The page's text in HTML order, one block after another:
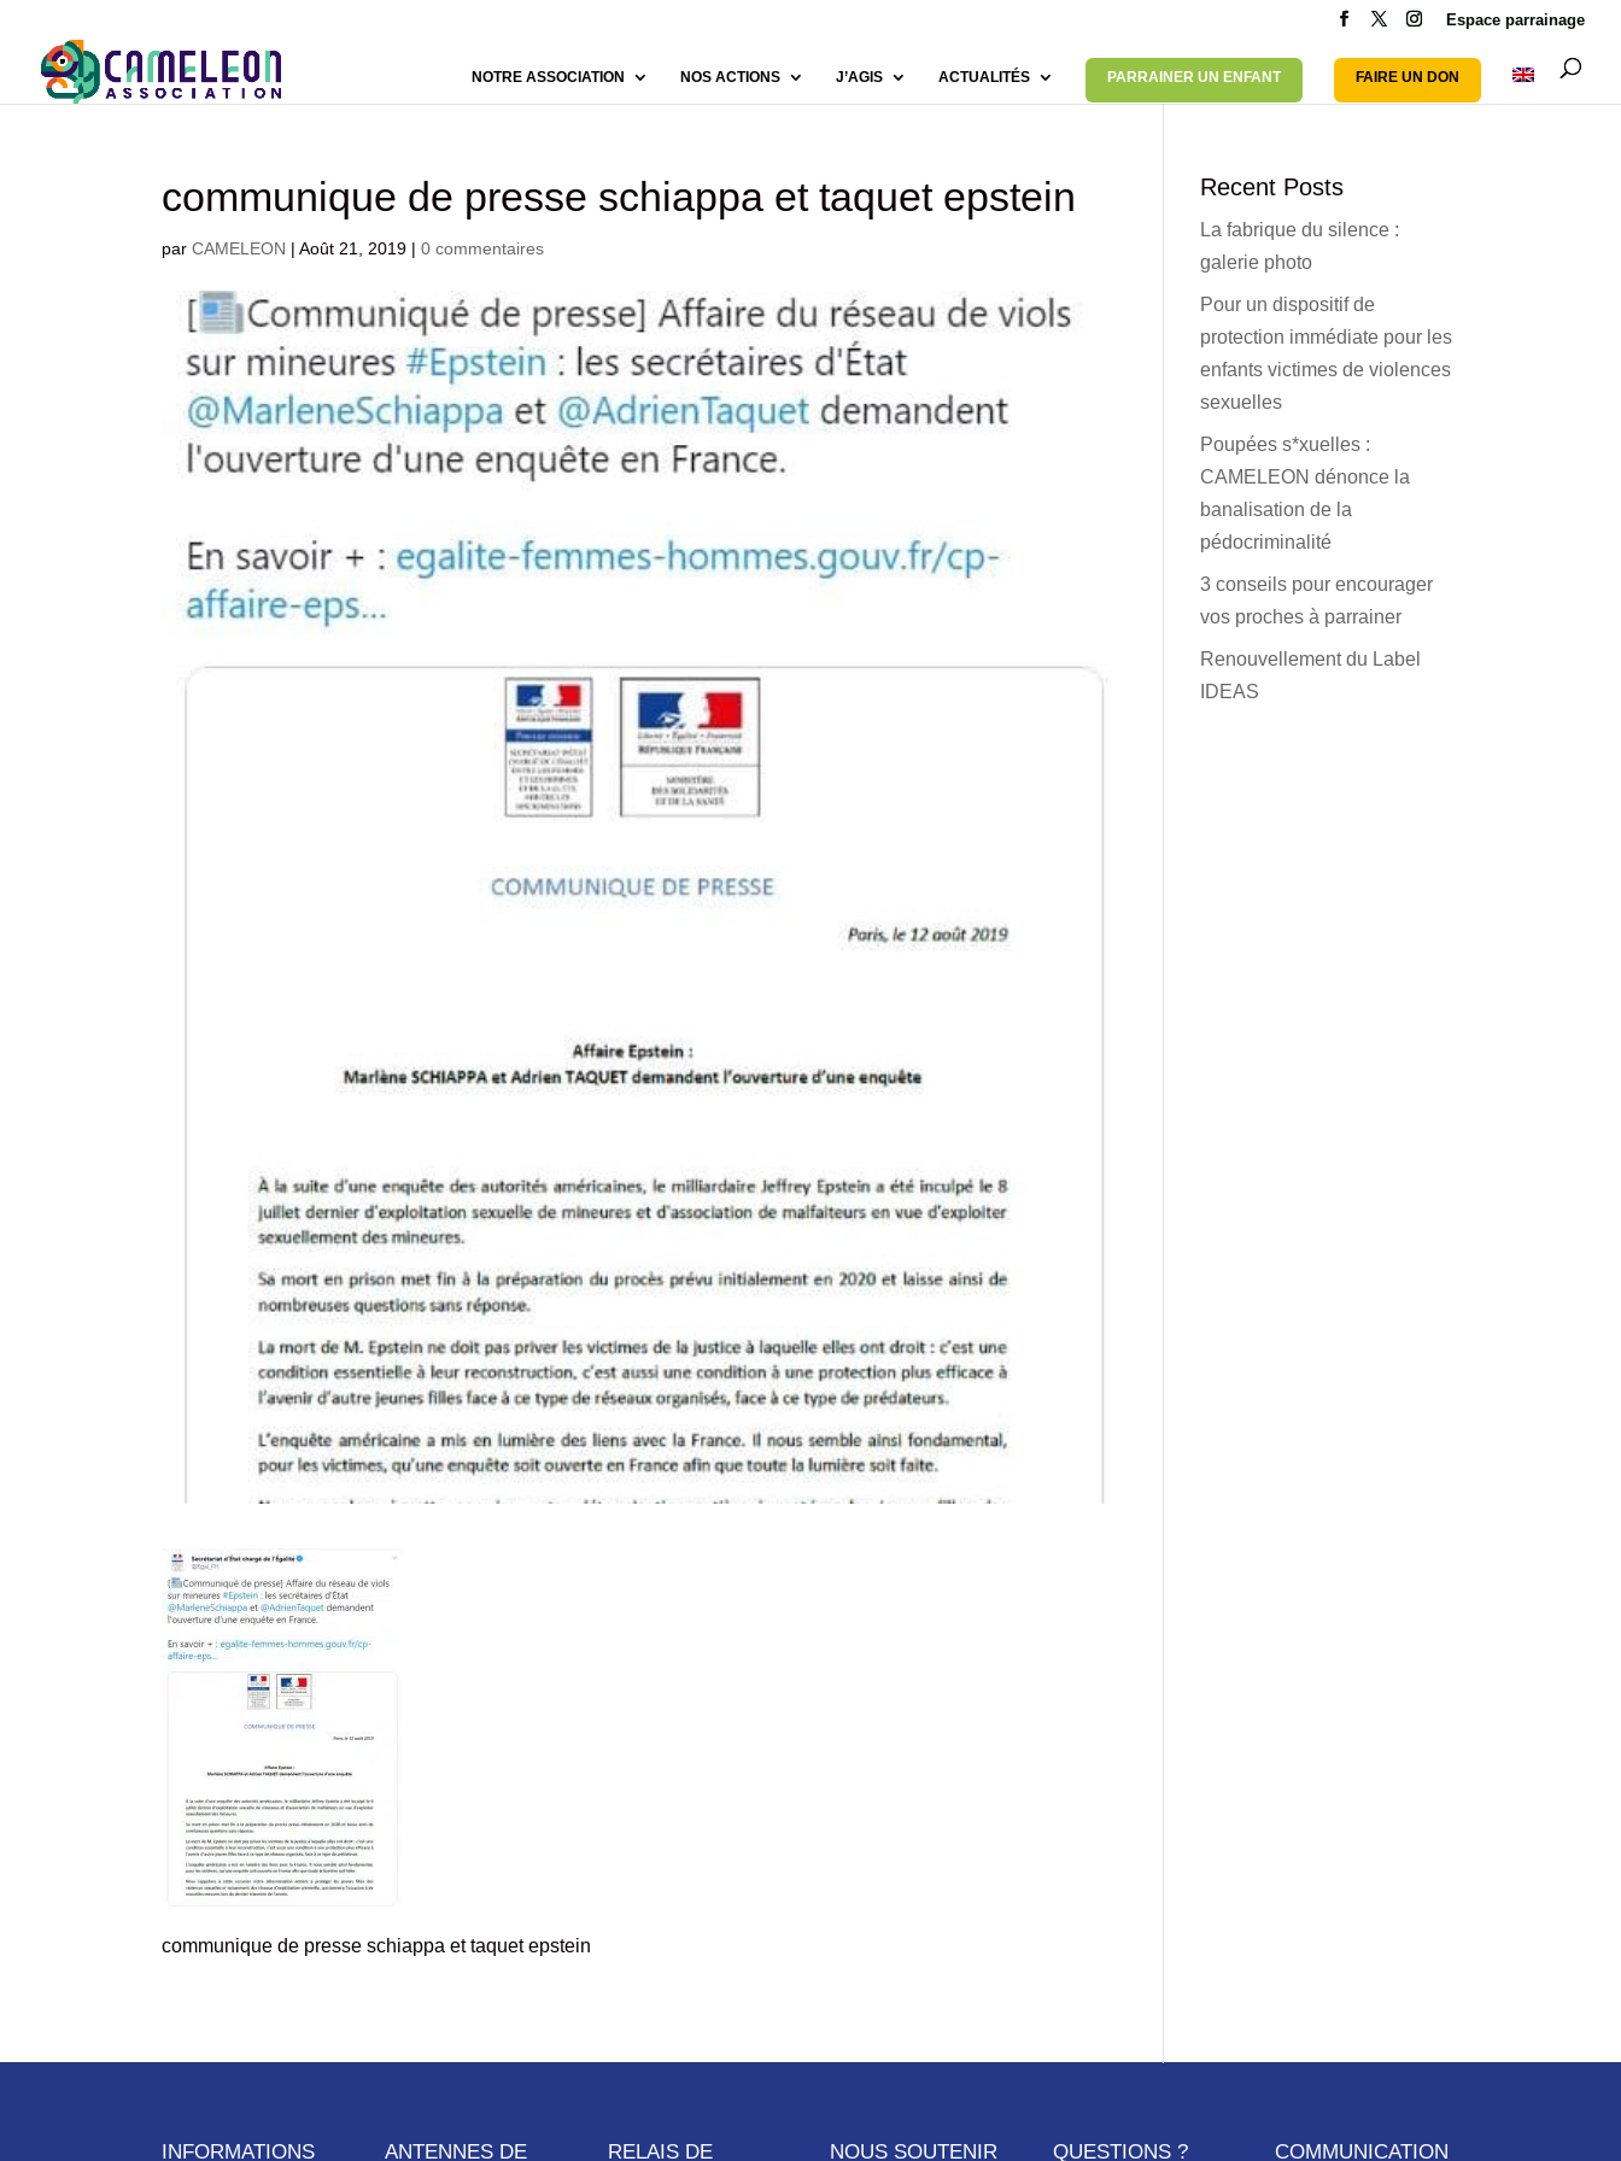
Espace parrainage
NOTRE ASSOCIATION NOS ACTIONS J’AGIS ACTUALITÉS PARRAINER UN ENFANT FAIRE UN DON
communique de presse schiappa et taquet epstein
parCAMELEON |Août 21, 2019 |0 commentaires
communique de presse schiappa et taquet epstein
Recent Posts
La fabrique du silence :
galerie photo
Pour un dispositif de
protection immédiate pour les
enfants victimes de violences
sexuelles
Poupées s*xuelles :
CAMELEON dénonce la
banalisation de la
pédocriminalité
3 conseils pour encourager
vos proches à parrainer
Renouvellement du Label
IDEAS
INFORMATIONS ANTENNES DE RELAIS DE NOUS SOUTENIR QUESTIONS ? COMMUNICATION